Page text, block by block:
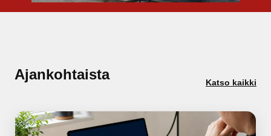
Ajankohtaista Katso kaikki